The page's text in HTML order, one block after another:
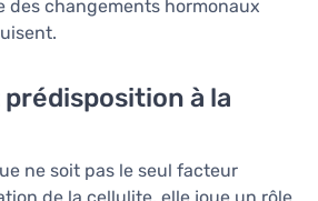
des changements hormonaux
à la
ne soit pas le seul facteur